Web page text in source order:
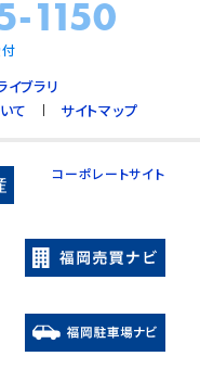
1150
イブラリ
て サイトマップ
コーポレートサイト